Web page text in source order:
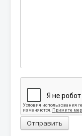
Отправить